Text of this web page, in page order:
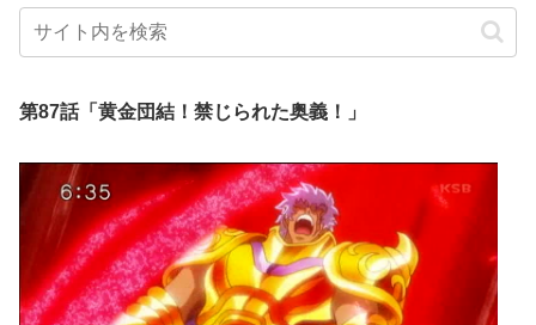
第87話「黄金団結！禁じられた奥義！」